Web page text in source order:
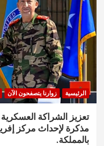
الرئيسية زوارنا يتصفحون الآن
تعزيز الشراكة العسكرية
مذكرة لإحداث مركز
بالمملكة.